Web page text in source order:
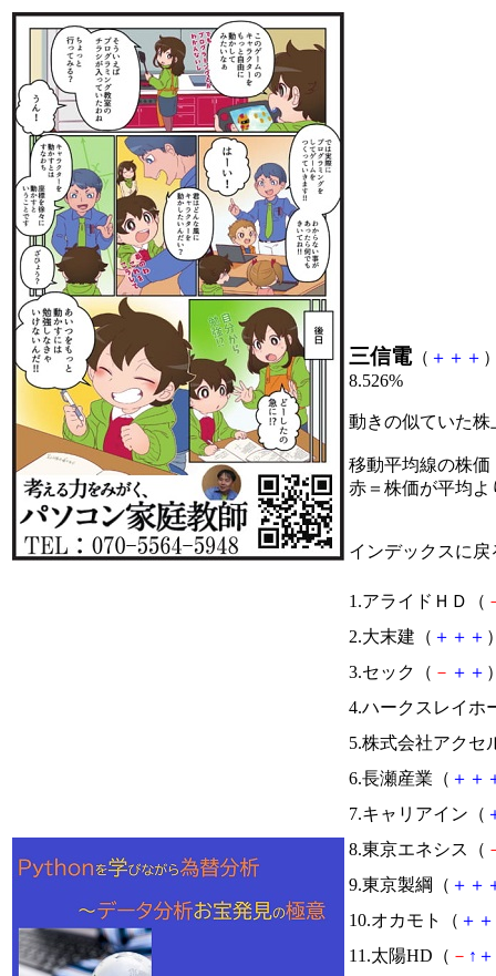
三信電（ ＋ ＋ ＋
8.526%
動きの似ていた
移動平均線の株価
赤＝株価が平均
インデックスに戻
1.アライドＨＤ（
2.大末建（ ＋ ＋ ＋
3.セック（ － ＋ ＋
4.ハークスレイホ
5.株式会社アクセ
6.長瀬産業（ ＋ ＋
7.キャリアイン（
8.東京エネシス（
9.東京製綱（ ＋ ＋
10.オカモト（ ＋ ＋
11.太陽HD（ － ↑ ＋